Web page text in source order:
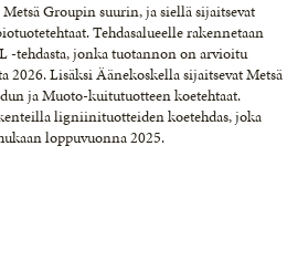
Groupin suurin, ja siellä sijaitsevat
Tehdasalueelle rakennetaan
-tehdasta, jonka tuotannon on arvioitu
2026. Lisäksi Äänekoskella sijaitsevat Metsä
ja Muoto-kuitutuotteen koetehtaat.
ligniinituotteiden koetehdas, joka
loppuvuonna 2025.